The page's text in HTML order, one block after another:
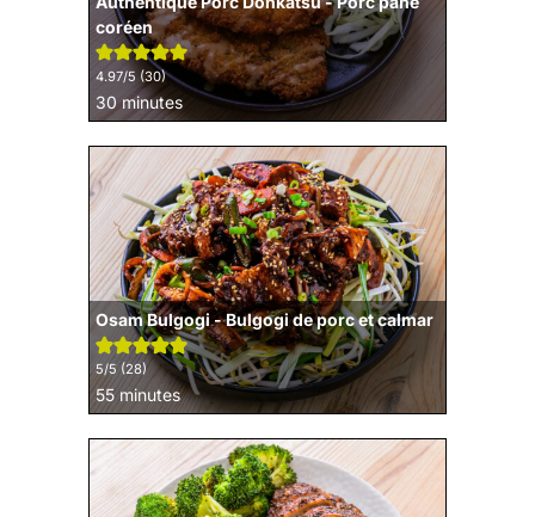
coréen
4.97/5 (30)
30minutes
minutes
Osam Bulgogi - Bulgogi de porc et calmar
5/5 (28)
55minutes
minutes